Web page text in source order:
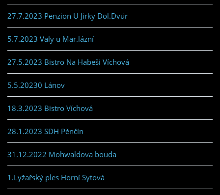
27.7.2023 Penzion U Jirky Dol.Dvůr
5.7.2023 Valy u Mar.lázní
27.5.2023 Bistro Na Habeši Víchová
5.5.20230 Lánov
18.3.2023 Bistro Víchová
28.1.2023 SDH Pěnčín
31.12.2022 Mohwaldova bouda
1.Lyžařský ples Horní Sytová